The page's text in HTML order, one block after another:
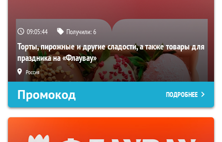
09:05:43 Получили:6
Торты, пирожные и другие сладости, а также товары для
праздника на «Флаувау»
Россия
Промокод ПОДРОБНЕЕ